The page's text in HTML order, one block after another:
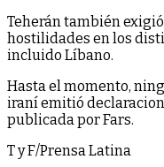
Teherán también
hostilidades en los
incluido Líbano.
Hasta el momento,
iraní emitió
publicada por Fars.
T y F/Prensa Latina